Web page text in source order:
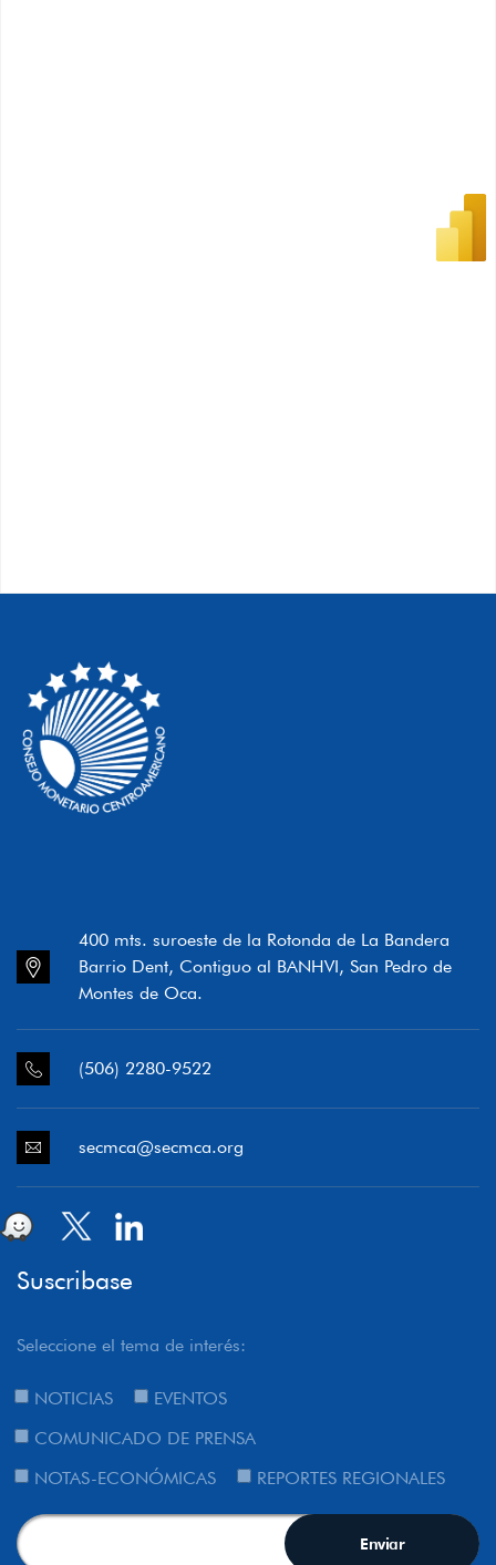
400 mts. suroeste de la Rotonda de La Bandera
Barrio Dent, Contiguo al BANHVI, San Pedro de
Montes de Oca.
(506) 2280-9522
secmca@secmca.org
Suscribase
Seleccione el tema de interés:
NOTICIAS
EVENTOS
COMUNICADO DE PRENSA
NOTAS-ECONÓMICAS
REPORTES REGIONALES